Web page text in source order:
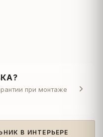
при монтаже
В ИНТЕРЬЕРЕ